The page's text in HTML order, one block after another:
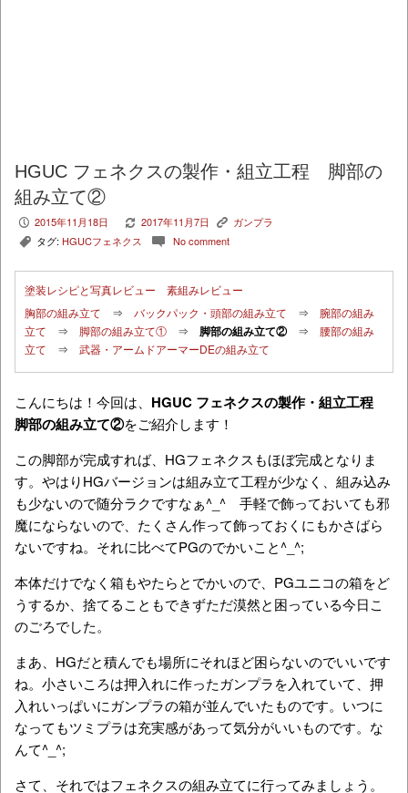
HGUC フェネクスの製作・組立工程 脚部の
組み立て②
P 2015年11月18日 V 2017年11月7日 K ガンプラ
, タグ: HGUCフェネクス c No comment
塗装レシピと写真レビュー
素組みレビュー
胸部の組み立て ⇒ バックパック・頭部の組み立て ⇒ 腕部の組み
立て ⇒ 脚部の組み立て① ⇒ 脚部の組み立て②⇒ 腰部の組み
立て ⇒ 武器・アームドアーマーDEの組み立て
こんにちは！今回は、 HGUC フェネクスの製作・組立工程
脚部の組み立て②をご紹介します！
この脚部が完成すれば、HGフェネクスもほぼ完成となりま
す。やはりHGバージョンは組み立て工程が少なく、組み込み
も少ないので随分ラクですなぁ^_^ 手軽で飾っておいても邪
魔にならないので、たくさん作って飾っておくにもかさばら
ないですね。それに比べてPGのでかいこと^_^;
本体だけでなく箱もやたらとでかいので、PGユニコの箱をど
うするか、捨てることもできずただ漠然と困っている今日こ
のごろでした。
まあ、HGだと積んでも場所にそれほど困らないのでいいです
ね。小さいころは押入れに作ったガンプラを入れていて、押
入れいっぱいにガンプラの箱が並んでいたものです。いつに
なってもツミプラは充実感があって気分がいいものです。な
んて^_^;
さて、それではフェネクスの組み立てに行ってみましょう。